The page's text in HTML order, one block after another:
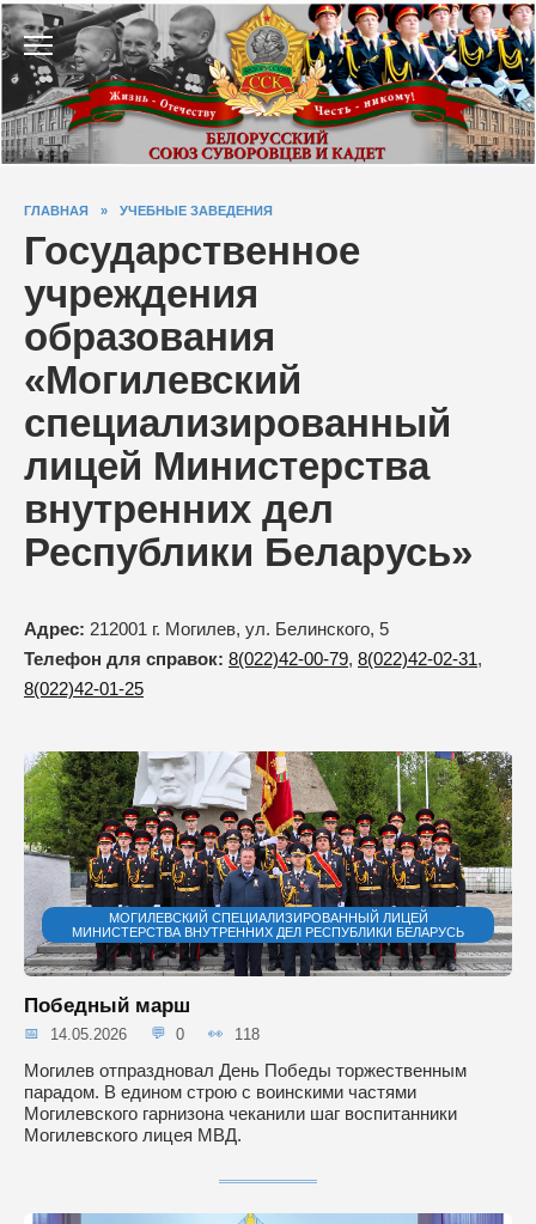
Перейти
к
содержанию
ГЛАВНАЯ » УЧЕБНЫЕ ЗАВЕДЕНИЯ
Государственное
учреждения
образования
«Могилевский
специализированный
лицей Министерства
внутренних дел
Республики Беларусь»
Адрес: 212001 г. Могилев, ул. Белинского, 5
Телефон для справок: 8(022)42-00-79, 8(022)42-02-31,
8(022)42-01-25
МОГИЛЕВСКИЙ СПЕЦИАЛИЗИРОВАННЫЙ ЛИЦЕЙ
МИНИСТЕРСТВА ВНУТРЕННИХ ДЕЛ РЕСПУБЛИКИ БЕЛАРУСЬ
Победный марш
14.05.2026 0 118
Могилев отпраздновал День Победы торжественным
парадом. В едином строю с воинскими частями
Могилевского гарнизона чеканили шаг воспитанники
Могилевского лицея МВД.